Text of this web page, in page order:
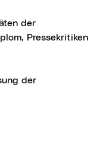
der
Pressekritiken
der